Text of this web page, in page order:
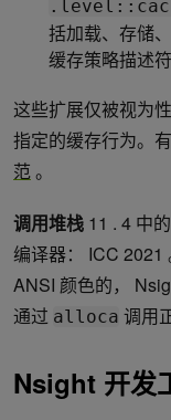
括加载、存储
缓存策略描述
这些扩展仅被视为
指定的缓存行为。
范。
调用堆栈 11 . 4 中
编译器： ICC 2021
ANSI 颜色的，
通过 alloca 调用
Nsight 开发